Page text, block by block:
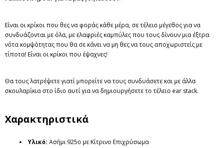
Είναι οι κρίκοι που θες να φοράς κάθε μέρα, σε τέλειο μέγεθος για να
συνδυάζονται με όλα, με ελαφριές καμπύλες που τους δίνουν μια έξτρα
νότα κομψότητας που θα σε κάνει να μη θες να τους αποχωριστείς με
τίποτα! Είναι οι κρίκοι που έψαχνες!
Θα τουςλατρέψετε γιατί μπορείτε να τους συνδυάσετε και με άλλα
σκουλαρίκια στο ίδιο αυτί για να δημιουργήσετε το τέλειο ear stack.
Χαρακτηριστικά
Υλικό: Ασήμι 925ο με Κίτρινο Επιχρύσωμα